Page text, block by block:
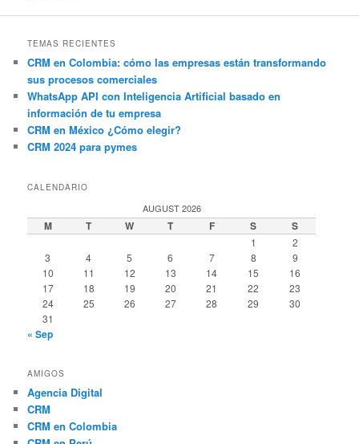
TEMAS RECIENTES
CRM en Colombia: cómo las empresas están transformando
sus procesos comerciales
WhatsApp API con Inteligencia Artificial basado en
información de tu empresa
CRM en México ¿Cómo elegir?
CRM 2024 para pymes
CALENDARIO
AUGUST 2026
M T W T F S S
1
2
3
4 5 6 7 8
9
10
11 12 13 14 15
16
17
18 19 20 21 22
23
24
25 26 27 28 29
30
31
« Sep
AMIGOS
Agencia Digital
CRM
CRM en Colombia